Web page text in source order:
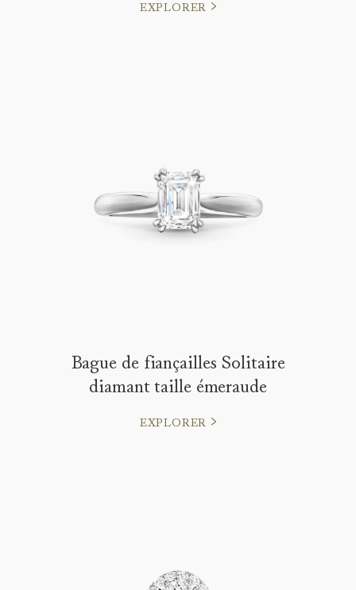
EXPLORER
Bague de fiançailles Solitaire
diamant taille émeraude
EXPLORER